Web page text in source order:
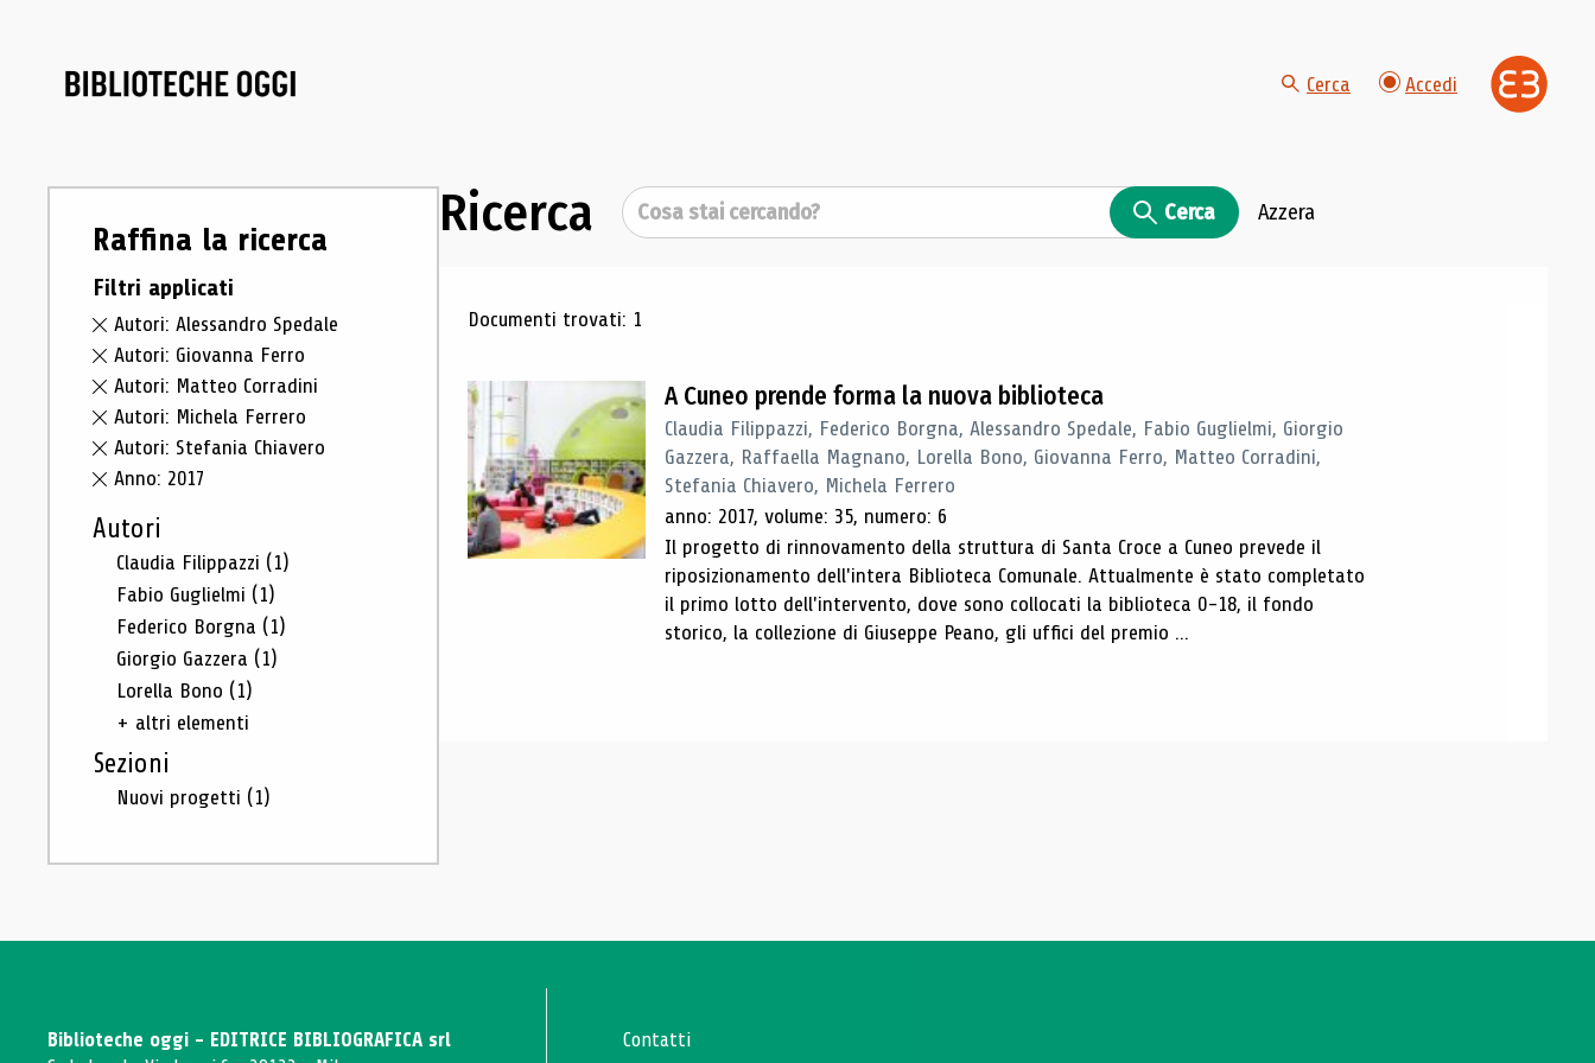
Cerca Accedi
Raffina la ricerca
Filtri applicati
Autori: Alessandro Spedale
Autori: Giovanna Ferro
Autori: Matteo Corradini
Autori: Michela Ferrero
Autori: Stefania Chiavero
Anno: 2017
Autori
Claudia Filippazzi (1)
Fabio Guglielmi (1)
Federico Borgna (1)
Giorgio Gazzera (1)
Lorella Bono (1)
+ altri elementi
Sezioni
Nuovi progetti (1)
Ricerca Cerca Cerca Azzera
Risultati di ricerca
Documenti trovati: 1
A Cuneo prende forma la nuova biblioteca
Claudia Filippazzi, Federico Borgna, Alessandro Spedale, Fabio Guglielmi, Giorgio
Gazzera, Raffaella Magnano, Lorella Bono, Giovanna Ferro, Matteo Corradini,
Stefania Chiavero, Michela Ferrero
anno: 2017, volume: 35, numero: 6
Il progetto di rinnovamento della struttura di Santa Croce a Cuneo prevede il
riposizionamento dell'intera Biblioteca Comunale. Attualmente è stato completato
il primo lotto dell'intervento, dove sono collocati la biblioteca 0-18, il fondo
storico, la collezione di Giuseppe Peano, gli uffici del premio ...
Biblioteche oggi - EDITRICE BIBLIOGRAFICA srl
Contatti